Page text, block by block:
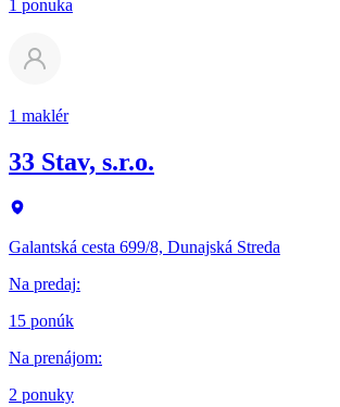
1 ponuka
1 maklér
33 Stav, s.r.o.
Galantská cesta 699/8, Dunajská Streda
Na predaj:
15 ponúk
Na prenájom:
2 ponuky